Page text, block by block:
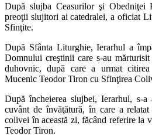
După slujba Ceasurilor şi Obedniţei
preoţii slujitori ai catedralei, a oficiat
Sfinţite.
După Sfânta Liturghie, Ierarhul a
Domnului creştinii care s-au
duhovnic, după care a urmat
Mucenic Teodor Tiron cu Sfinţirea
După încheierea slujbei, Ierarhul, s-a
cuvânt de învăţătură, în care a
colivei în această zi, făcând referire la
Teodor Tiron.